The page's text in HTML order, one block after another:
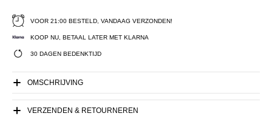
VOOR 21:00 BESTELD, VANDAAG VERZONDEN!
KOOP NU, BETAAL LATER MET KLARNA
30 DAGEN BEDENKTIJD
OMSCHRIJVING
VERZENDEN & RETOURNEREN